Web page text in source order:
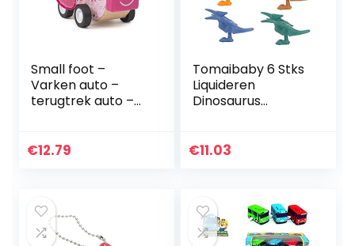
Small foot –
Varken auto –
terugtrek auto –
jaar
€12.79
Tomaibaby 6 Stks
Liquideren
Dinosaurus
Feestartikelen Mini
€11.03